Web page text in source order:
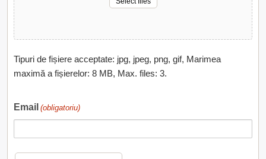
Tipuri de fișiere acceptate: jpg, jpeg, png, gif, Marimea
maximă a fișierelor: 8 MB, Max. files: 3.
Email (obligatoriu)